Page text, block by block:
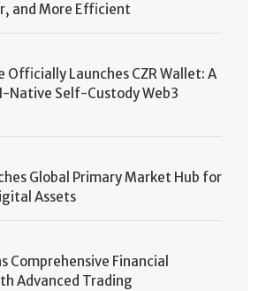
and More Efficient
Officially Launches CZR Wallet: A
Native Self-Custody Web3
Global Primary Market Hub for
Assets
Comprehensive Financial
Advanced Trading